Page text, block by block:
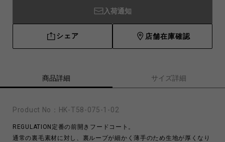
入荷通知
シェア 店舗在庫確認
商品詳細 サイズ詳細
Product No： HK-T58-075-1-02
REGULATION定番の前開きフードコート。
通常の裏毛素材に対し、裏ループが細かく薄手のため生地が厚くなり